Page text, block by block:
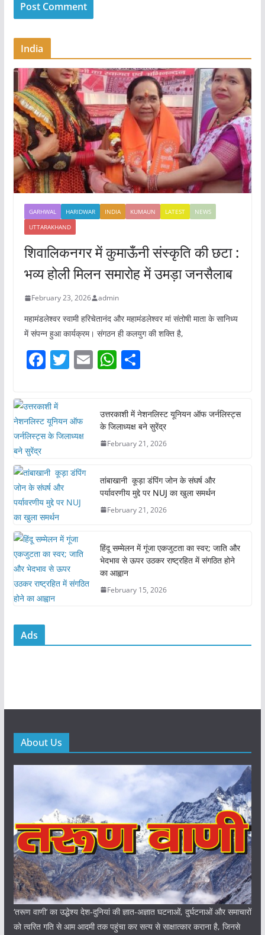
India
GARHWAL HARIDWAR INDIA KUMAUN LATEST
NEWS
UTTARAKHAND
शिवालिकनगर में कुमाऊँनी संस्कृति की छटा :
भव्य होली मिलन समारोह में उमड़ा जनसैलाब
February 23, 2026 admin
महामंडलेश्वर स्वामी हरिचेतानंद और महामंडलेश्वर मां संतोषी माता के सानिध्य
में संपन्न हुआ कार्यक्रम। संगठन ही कलयुग की शक्ति है,
F
c
e
b
o
k
T
er
E W
s
A
p
p
S
e
उत्तरकाशी में नेशनलिस्ट यूनियन ऑफ जर्नलिस्ट्स
के जिलाध्यक्ष बने सुरेंद्र
February 21, 2026
तांबाखानी कूड़ा डंपिंग जोन के संघर्ष और
पर्यावरणीय मुद्दे पर NUJ का खुला समर्थन
February 21, 2026
हिंदू सम्मेलन में गूंजा एकजुटता का स्वर; जाति और
भेदभाव से ऊपर उठकर राष्ट्रहित में संगठित होने
का आह्वान
February 15, 2026
Ads
About Us
‘तरूण वाणी‘ का उद्धेश्य देश-दुनियां की ज्ञात-अज्ञात घटनाओं, दुर्घटनाओं और समाचारों
को त्वरित गति से आम आदमी तक पहुंचा कर सत्य से साक्षात्कार कराना है, जिनसे